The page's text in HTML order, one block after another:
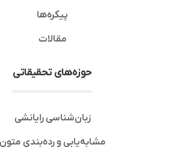
پیکره‌ها
مقالات
حوزه‌های تحقیقاتی
زبان‌شناسی رایانشی
مشابه‌یابی و رده‌بندی متون